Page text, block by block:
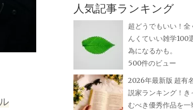
人気記事ランキング
超どうでもいい！全
んくていい雑学100
為になるかも。
500件のビュー
2026年最新版 超有
説家ランキング！き
むべき優秀作品を一